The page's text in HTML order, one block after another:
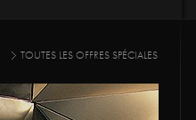
TOUTES LES OFFRES SPÉCIALES